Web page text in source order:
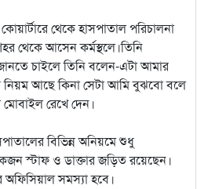
থেকে হাসপাতাল পরিচালনা
থেকে আসেন কর্মস্থলে।তিনি
চাইলে তিনি বলেন-এটা আমার
নিয়ম আছে কিনা সেটা আমি বুঝবো বলে
রেখে দেন।
বিভিন্ন অনিয়মে শুধু
স্টাফ ও ডাক্তার জড়িত রয়েছেন।
সমস্যা হবে।